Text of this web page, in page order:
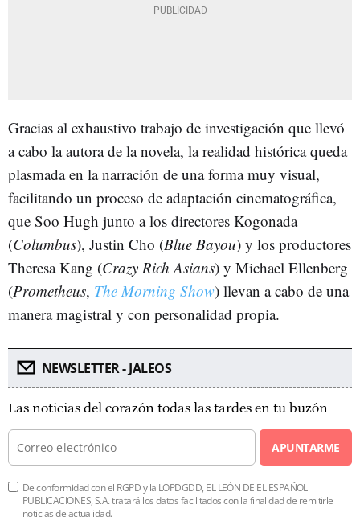
Gracias al exhaustivo trabajo de investigación que llevó
a cabo la autora de la novela, la realidad histórica queda
plasmada en la narración de una forma muy visual,
facilitando un proceso de adaptación cinematográfica,
que Soo Hugh junto a los directores Kogonada
(Columbus), Justin Cho (Blue Bayou) y los productores
Theresa Kang (Crazy Rich Asians) y Michael Ellenberg
(Prometheus, The Morning Show) llevan a cabo de una
manera magistral y con personalidad propia.
NEWSLETTER - JALEOS
Las noticias del corazón todas las tardes en tu buzón
APUNTARME
De conformidad con el RGPD y la LOPDGDD, EL LEÓN DE EL ESPAÑOL
PUBLICACIONES, S.A. tratará los datos facilitados con la finalidad de remitirle
noticias de actualidad.